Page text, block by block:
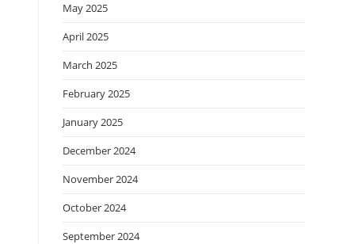
May 2025
April 2025
March 2025
February 2025
January 2025
December 2024
November 2024
October 2024
September 2024